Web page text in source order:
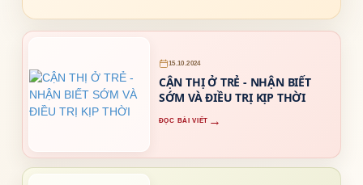
15.10.2024
CẬN THỊ Ở TRẺ - NHẬN BIẾT
SỚM VÀ ĐIỀU TRỊ KỊP THỜI
ĐỌC BÀI VIẾT →